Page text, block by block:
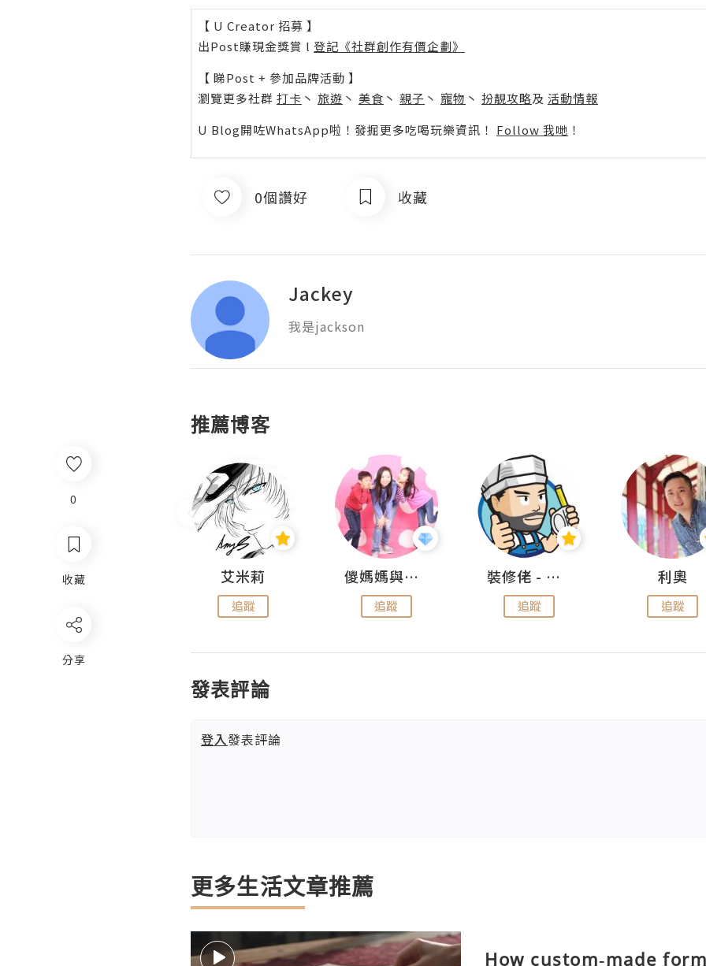
0
收藏
分享
【 U Creator 招募 】
出Post賺現金獎賞 l 登記《社群創作有價企劃》
【 睇Post + 參加品牌活動 】
瀏覽更多社群 打卡 丶 旅遊 丶 美食 丶 親子 丶 寵物 丶 扮靚攻略及 活動情報
U Blog開咗WhatsApp啦！發掘更多吃喝玩樂資訊！ Follow 我哋 ！
0個讚好 收藏
Jackey
我是jackson
推薦博客
艾米莉
追蹤
儍媽媽與兩隻小魔怪之家
追蹤
裝修佬 - 香港一站式網上裝修平台
追蹤
利奧
追蹤
發表評論
登入發表評論
更多生活文章推薦
How custom‑made